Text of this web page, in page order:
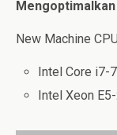
New Machine
Intel Core i7-
Intel Xeon